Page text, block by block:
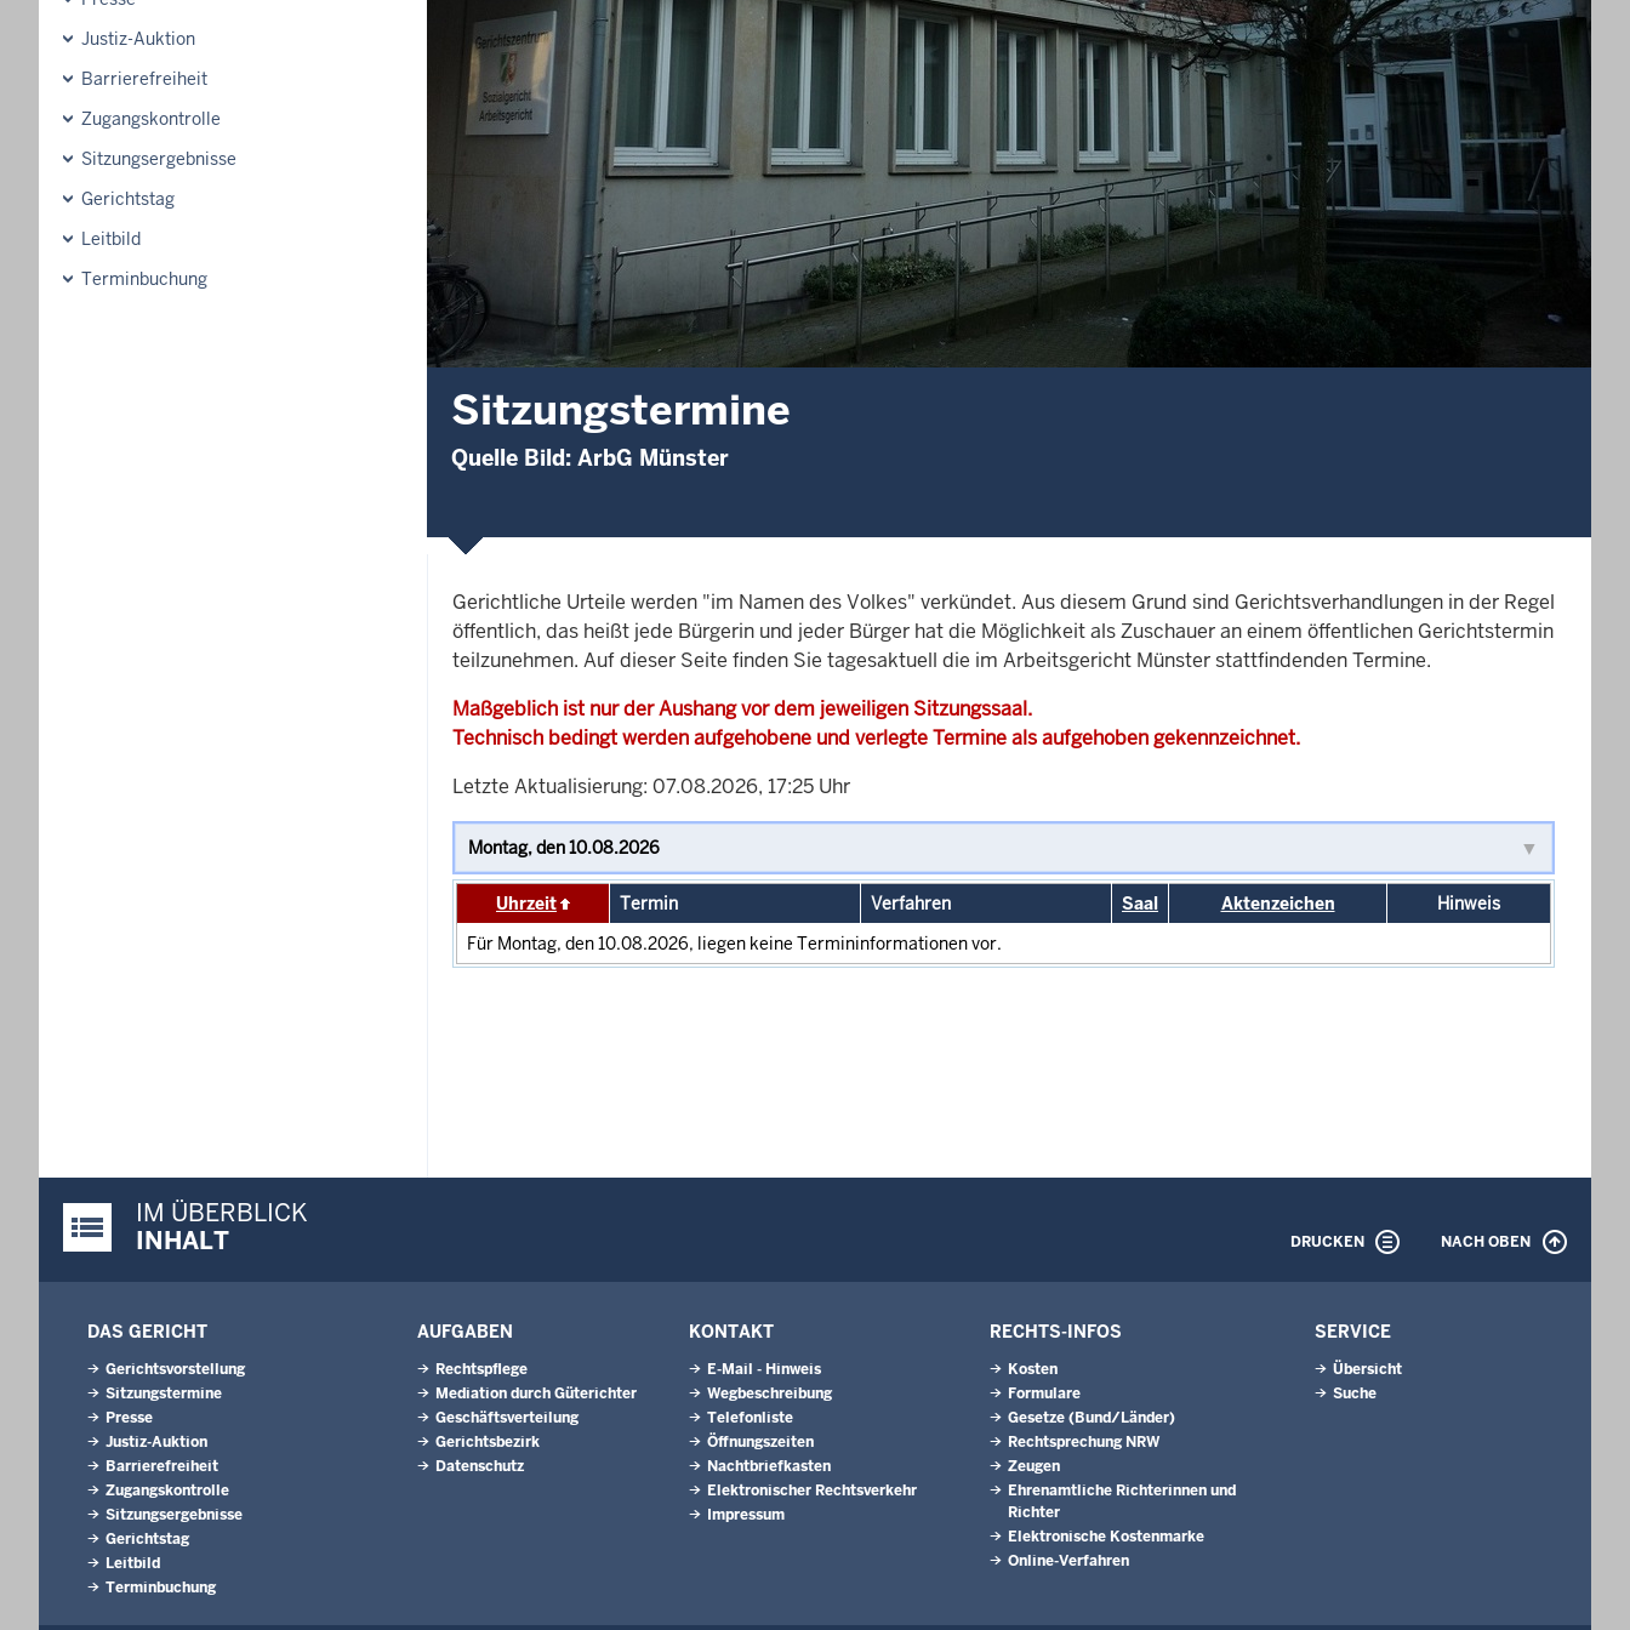
Justiz-Auktion
Barrierefreiheit
Zugangskontrolle
Sitzungsergebnisse
Gerichtstag
Leitbild
Terminbuchung
Sitzungstermine
Quelle Bild: ArbG Münster
Gerichtliche Urteile werden "im Namen des Volkes" verkündet. Aus diesem Grund sind Gerichtsverhandlungen in der Regel
öffentlich, das heißt jede Bürgerin und jeder Bürger hat die Möglichkeit als Zuschauer an einem öffentlichen Gerichtstermin
teilzunehmen. Auf dieser Seite finden Sie tagesaktuell die im Arbeitsgericht Münster stattfindenden Termine.
Maßgeblich ist nur der Aushang vor dem jeweiligen Sitzungssaal.
Technisch bedingt werden aufgehobene und verlegte Termine als aufgehoben gekennzeichnet.
Letzte Aktualisierung: 07.08.2026, 17:25 Uhr
Uhrzeit Termin Verfahren Saal Aktenzeichen
Hinweis
Für Montag, den 10.08.2026, liegen keine Termininformationen vor.
Justiz-Portal im Überblick:
IM ÜBERBLICK
INHALT
DRUCKEN NACH OBEN
DAS GERICHT
Gerichtsvorstellung
Sitzungstermine
Presse
Justiz-Auktion
Barrierefreiheit
Zugangskontrolle
Sitzungsergebnisse
Gerichtstag
Leitbild
Terminbuchung
AUFGABEN
Rechtspflege
Mediation durch Güterichter
Geschäftsverteilung
Gerichtsbezirk
Datenschutz
KONTAKT
E-Mail - Hinweis
Wegbeschreibung
Telefonliste
Öffnungszeiten
Nachtbriefkasten
Elektronischer Rechtsverkehr
Impressum
RECHTS-INFOS
Kosten
Formulare
Gesetze (Bund/Länder)
Rechtsprechung NRW
Zeugen
Ehrenamtliche Richterinnen und
Richter
Elektronische Kostenmarke
Online-Verfahren
SERVICE
Übersicht
Suche